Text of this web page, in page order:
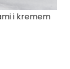
i kremem